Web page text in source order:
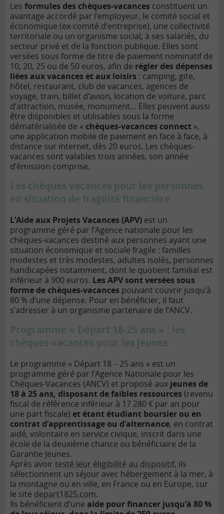
Les formules des chèques-vacances constituent un
avantage accordé par l’employeur, le comité social et
économique (ex-comité d’entreprise), une collectivité
territoriale ou un organisme social, à ses salariés, du
secteur privé et de la fonction publique. Elles sont
versées sous forme de titre de paiement nominatif de
10, 20, 25 ou de 50 euros, afin de régler des dépenses
liées aux vacances et aux loisirs : camping, gite,
hôtel, restaurant, club de vacances, agences de
voyage, train, billet d’avion, location de voiture, parc
d’attraction, musée, monument… Elles peuvent aussi
être disponibles et utilisables sous la forme
dématérialisée de « chèques-vacances connect »,
une application mobile de paiement en face à face, à
distance sur internet, dès 20 euros. Les chèques-
vacances sont valables trois années, son année
d’émission comprise.
Les chèques vacances pour les personnes
en situation de fragilité financière
L’Aide aux Projets Vacances (APV) est un
programme géré par l’Agence nationale pour les
chèques-vacances destiné aux personnes ayant une
situation économique et sociale fragile : familles
modestes et très modestes, adultes isolés, personnes
handicapées notamment, dont le quotient familial est
inférieur à 900 euros. Les APV sont versées sous
forme de chèques-vacances pouvant couvrir jusqu’à
80 % d’une dépense. Pour en bénéficier, il faut
s’adresser à un organisme partenaire de l’ANCV.
Programme « Départ 18-25 ans » : les
chèques-vacances pour les jeunes
Le programme « Départ 18 – 25 ans » est un
programme géré par l’Agence Nationale pour les
Chèques-Vacances (ANCV) et proposé aux jeunes de
18 à 25 ans, disposant de faibles ressources (revenu
fiscal de référence inférieur à 17 280 € par an pour
une part fiscale) et étant étudiant boursier ou en
contrat d’apprentissage ou d’alternance, en contrat
aidé, volontaire en service civique, inscrit dans une
école de la deuxième chance ou bénéficiaire de la
Garantie Jeunes.
Après avoir testé leur éligibilité au dispositif, ils
sélectionnent un séjour avec hébergement à la mer, à
la montagne ou en ville, en France ou en Europe, sur
le site depart1825.com.
Ils bénéficient d’une aide pour financer jusqu’à 80 %